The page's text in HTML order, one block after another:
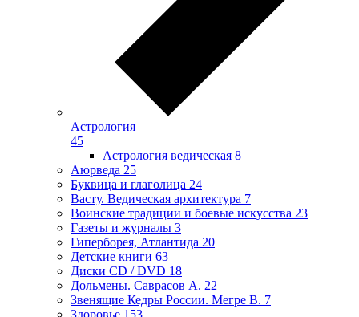
Астрология
45
Астрология ведическая 8
Аюрведа 25
Буквица и глаголица 24
Васту. Ведическая архитектура 7
Воинские традиции и боевые искусства 23
Газеты и журналы 3
Гиперборея, Атлантида 20
Детские книги 63
Диски CD / DVD 18
Дольмены. Саврасов А. 22
Звенящие Кедры России. Мегре В. 7
Здоровье 153